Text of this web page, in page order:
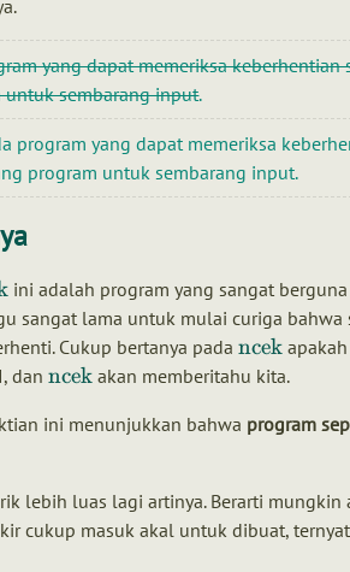
yang dapat memeriksa keberhentian
untuk sembarang input.
program yang dapat memeriksa
program untuk sembarang input.
ini adalah program yang sangat
sangat lama untuk mulai curiga bahwa
Cukup bertanya pada ncek
dan ncek akan memberitahu kita.
ini menunjukkan bahwa program
lebih luas lagi artinya. Berarti mungkin
cukup masuk akal untuk dibuat,